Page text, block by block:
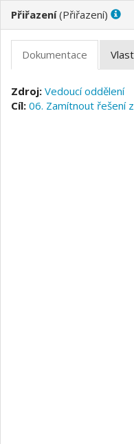
( )
Vedoucí oddělení
06. Zamítnout řešení